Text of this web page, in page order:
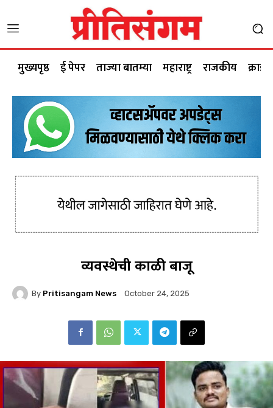
मुख्यपृष्ठ ई पेपर ताज्या बातम्या महाराष्ट्र राजकीय क्राईम
व्यवस्थेची काळी बाजू
By Pritisangam News October 24, 2025